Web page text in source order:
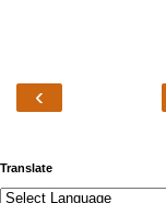
‹
Translate